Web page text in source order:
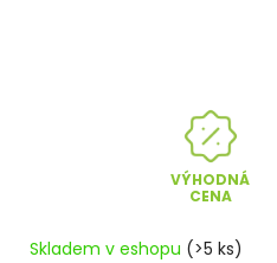
VÝHODNÁ
CENA
Skladem v eshopu (>5 ks)